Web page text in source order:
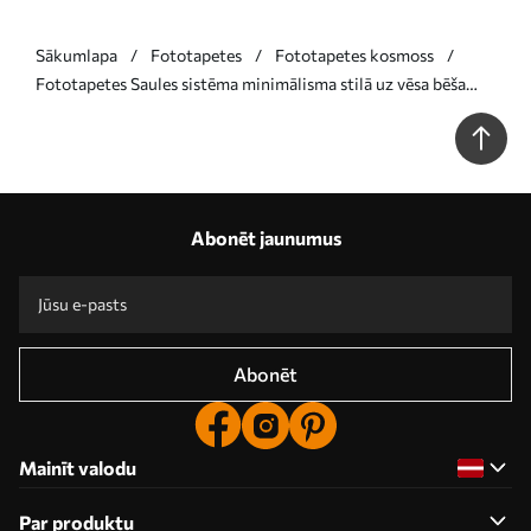
Sākumlapa Fototapetes
Fototapetes kosmoss
Fototapetes Saules sistēma minimālisma stilā uz vēsa bēša
Abonēt jaunumus
Abonēt
Mainīt valodu
Par produktu